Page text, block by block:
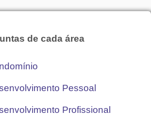
de cada área
Pessoal
Profissional